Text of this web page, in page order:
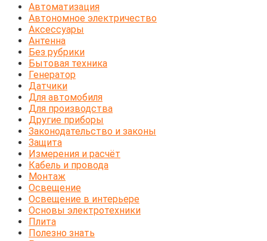
Автоматизация
Автономное электричество
Аксессуары
Антенна
Без рубрики
Бытовая техника
Генератор
Датчики
Для автомобиля
Для производства
Другие приборы
Законодательство и законы
Защита
Измерения и расчёт
Кабель и провода
Монтаж
Освещение
Освещение в интерьере
Основы электротехники
Плита
Полезно знать